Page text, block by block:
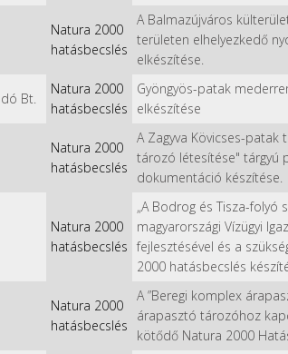
Natura 2000
hatásbecslés
A Balmazújváros
területen elhelyezkedő
elkészítése.
Bt.
Natura 2000
hatásbecslés
Gyöngyös-patak
elkészítése
Natura 2000
hatásbecslés
A Zagyva Kövicses-
tározó létesítése" tárgyú
dokumentáció készítése.
Natura 2000
hatásbecslés
„A Bodrog és Tisza-folyó
magyarországi Vízügyi
fejlesztésével és a
2000 hatásbecslés
Natura 2000
hatásbecslés
A ”Beregi komplex
árapasztó tározóhoz
kötődő Natura 2000